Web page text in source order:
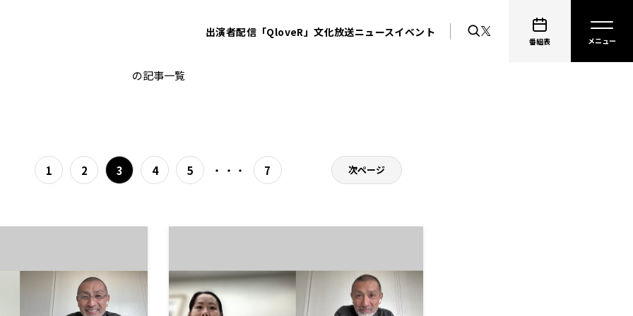
出演者配信「QloveR」文化放送ニュースイベント
番組表
の記事一覧
1 2 3 4 5 ・・・ 7 次ページ